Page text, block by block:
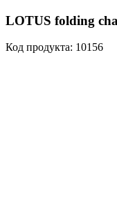
LOTUS folding
Код продукта: 10156